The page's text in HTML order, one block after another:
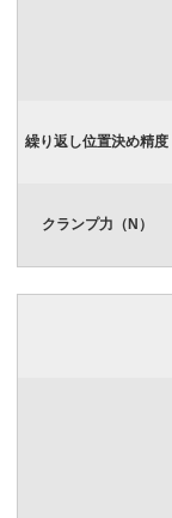
繰り返し位置決め精度
クランプ力（N）